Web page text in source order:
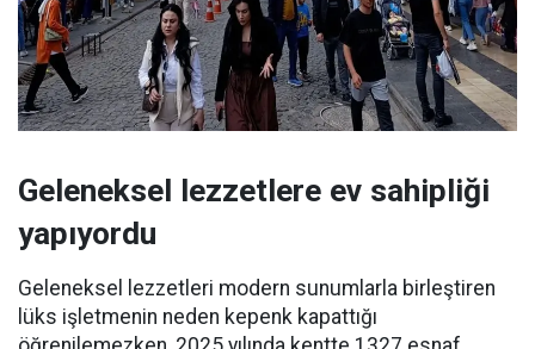
Geleneksel lezzetlere ev sahipliği
yapıyordu
Geleneksel lezzetleri modern sunumlarla birleştiren
lüks işletmenin neden kepenk kapattığı